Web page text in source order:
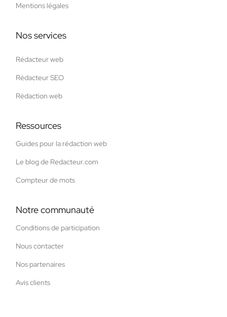
Mentions légales
Nos services
Rédacteur web
Rédacteur SEO
Rédaction web
Ressources
Guides pour la rédaction web
Le blog de Redacteur.com
Compteur de mots
Notre communauté
Conditions de participation
Nous contacter
Nos partenaires
Avis clients